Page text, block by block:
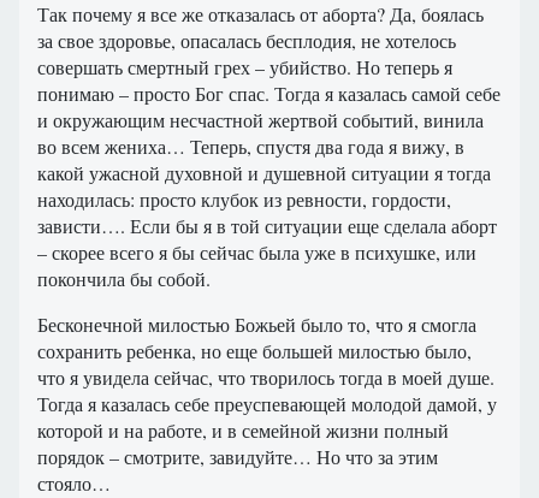
Так почему я все же отказалась от аборта? Да, боялась
за свое здоровье, опасалась бесплодия, не хотелось
совершать смертный грех – убийство. Но теперь я
понимаю – просто Бог спас. Тогда я казалась самой себе
и окружающим несчастной жертвой событий, винила
во всем жениха… Теперь, спустя два года я вижу, в
какой ужасной духовной и душевной ситуации я тогда
находилась: просто клубок из ревности, гордости,
зависти…. Если бы я в той ситуации еще сделала аборт
– скорее всего я бы сейчас была уже в психушке, или
покончила бы собой.
Бесконечной милостью Божьей было то, что я смогла
сохранить ребенка, но еще большей милостью было,
что я увидела сейчас, что творилось тогда в моей душе.
Тогда я казалась себе преуспевающей молодой дамой, у
которой и на работе, и в семейной жизни полный
порядок – смотрите, завидуйте… Но что за этим
стояло…